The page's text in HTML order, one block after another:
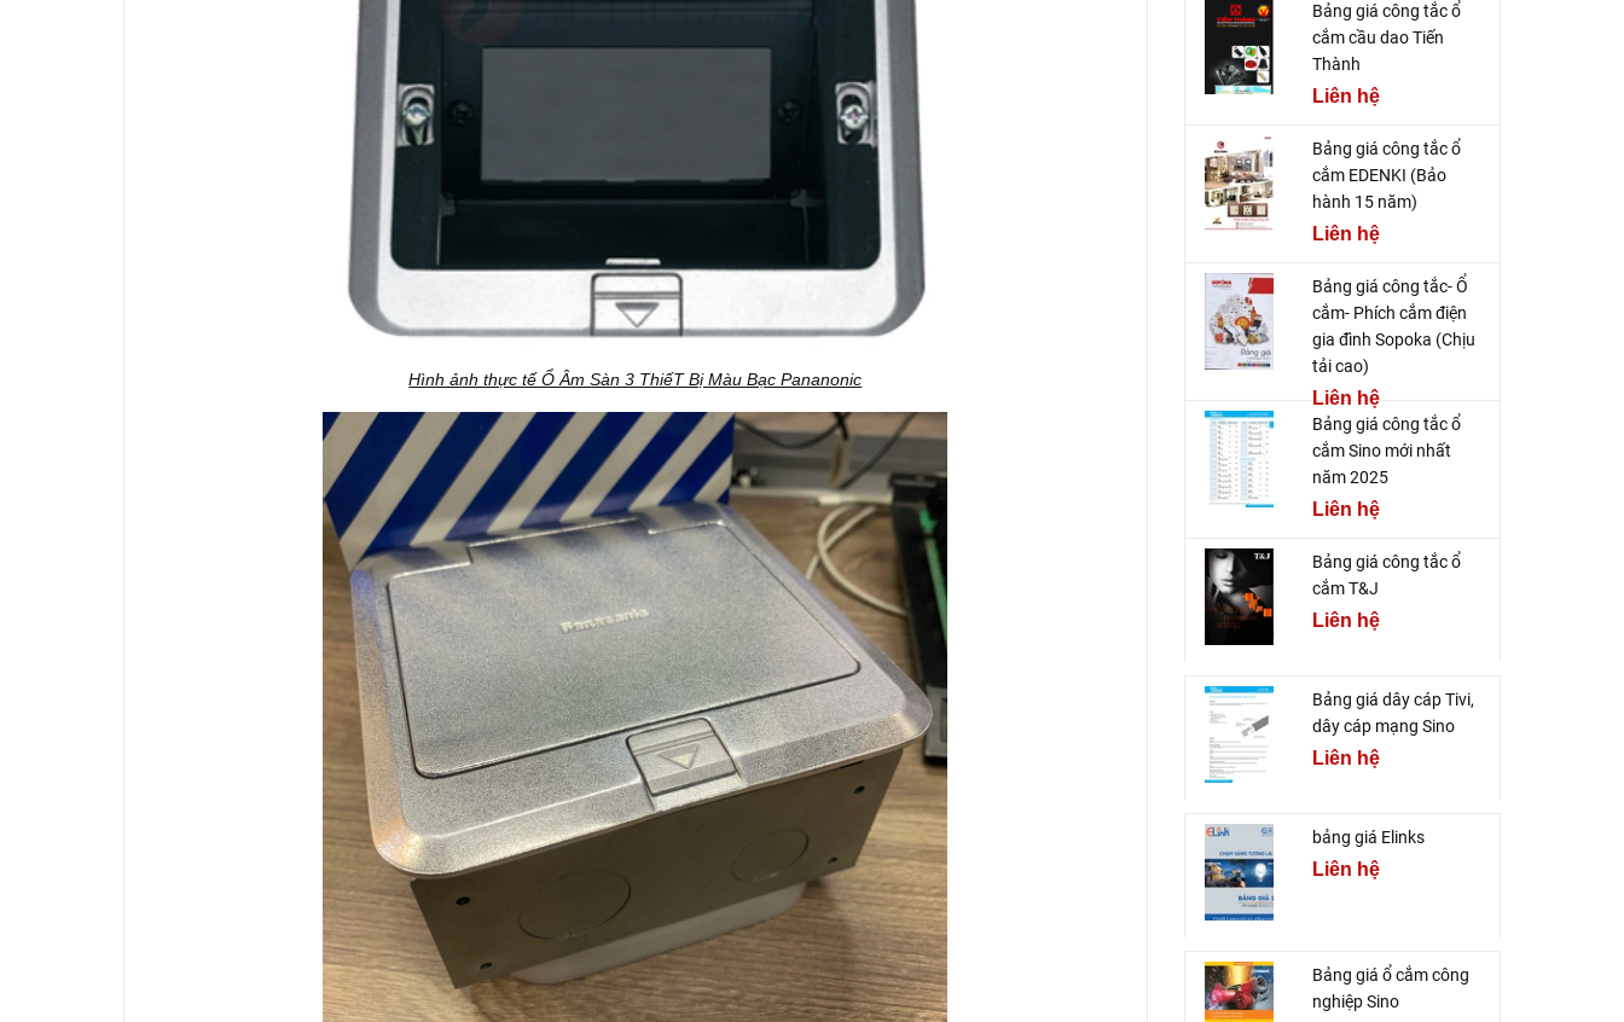
Hình ảnh thực tế Ổ Âm Sàn 3 ThiếT Bị Màu Bạc Pananonic
Bảng giá công tắc ổ
cắm cầu dao Tiến
Thành
Liên hệ
Bảng giá công tắc ổ
cắm EDENKI (Bảo
hành 15 năm)
Liên hệ
Bảng giá công tắc- Ổ
cắm- Phích cắm điện
gia đình Sopoka (Chịu
tải cao)
Liên hệ
Bảng giá công tắc ổ
cắm Sino mới nhất
năm 2025
Liên hệ
Bảng giá công tắc ổ
cắm T&J
Liên hệ
Bảng giá dây cáp Tivi,
dây cáp mạng Sino
Liên hệ
bảng giá Elinks
Liên hệ
Bảng giá ổ cắm công
nghiệp Sino